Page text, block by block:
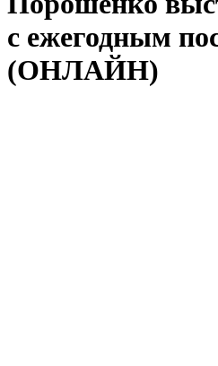
с ежегодным
(ОНЛАЙН)